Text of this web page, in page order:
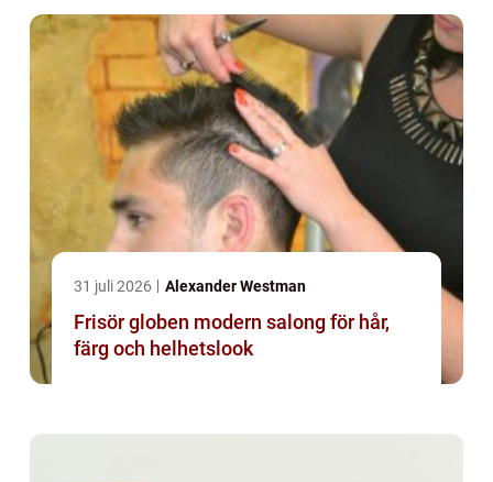
31 juli 2026 Alexander Westman
Frisör globen modern salong för hår,
färg och helhetslook